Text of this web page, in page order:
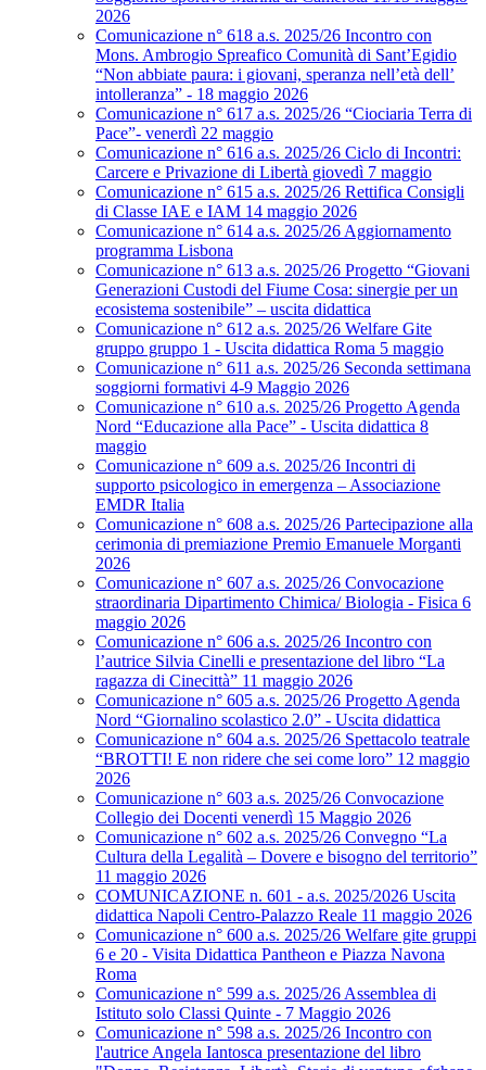
2026
Comunicazione n° 618 a.s. 2025/26 Incontro con
Mons. Ambrogio Spreafico Comunità di Sant’Egidio
“Non abbiate paura: i giovani, speranza nell’età dell’
intolleranza” - 18 maggio 2026
Comunicazione n° 617 a.s. 2025/26 “Ciociaria Terra di
Pace”- venerdì 22 maggio
Comunicazione n° 616 a.s. 2025/26 Ciclo di Incontri:
Carcere e Privazione di Libertà giovedì 7 maggio
Comunicazione n° 615 a.s. 2025/26 Rettifica Consigli
di Classe IAE e IAM 14 maggio 2026
Comunicazione n° 614 a.s. 2025/26 Aggiornamento
programma Lisbona
Comunicazione n° 613 a.s. 2025/26 Progetto “Giovani
Generazioni Custodi del Fiume Cosa: sinergie per un
ecosistema sostenibile” – uscita didattica
Comunicazione n° 612 a.s. 2025/26 Welfare Gite
gruppo gruppo 1 - Uscita didattica Roma 5 maggio
Comunicazione n° 611 a.s. 2025/26 Seconda settimana
soggiorni formativi 4-9 Maggio 2026
Comunicazione n° 610 a.s. 2025/26 Progetto Agenda
Nord “Educazione alla Pace” - Uscita didattica 8
maggio
Comunicazione n° 609 a.s. 2025/26 Incontri di
supporto psicologico in emergenza – Associazione
EMDR Italia
Comunicazione n° 608 a.s. 2025/26 Partecipazione alla
cerimonia di premiazione Premio Emanuele Morganti
2026
Comunicazione n° 607 a.s. 2025/26 Convocazione
straordinaria Dipartimento Chimica/ Biologia - Fisica 6
maggio 2026
Comunicazione n° 606 a.s. 2025/26 Incontro con
l’autrice Silvia Cinelli e presentazione del libro “La
ragazza di Cinecittà” 11 maggio 2026
Comunicazione n° 605 a.s. 2025/26 Progetto Agenda
Nord “Giornalino scolastico 2.0” - Uscita didattica
Comunicazione n° 604 a.s. 2025/26 Spettacolo teatrale
“BROTTI! E non ridere che sei come loro” 12 maggio
2026
Comunicazione n° 603 a.s. 2025/26 Convocazione
Collegio dei Docenti venerdì 15 Maggio 2026
Comunicazione n° 602 a.s. 2025/26 Convegno “La
Cultura della Legalità – Dovere e bisogno del territorio”
11 maggio 2026
COMUNICAZIONE n. 601 - a.s. 2025/2026 Uscita
didattica Napoli Centro-Palazzo Reale 11 maggio 2026
Comunicazione n° 600 a.s. 2025/26 Welfare gite gruppi
6 e 20 - Visita Didattica Pantheon e Piazza Navona
Roma
Comunicazione n° 599 a.s. 2025/26 Assemblea di
Istituto solo Classi Quinte - 7 Maggio 2026
Comunicazione n° 598 a.s. 2025/26 Incontro con
l'autrice Angela Iantosca presentazione del libro